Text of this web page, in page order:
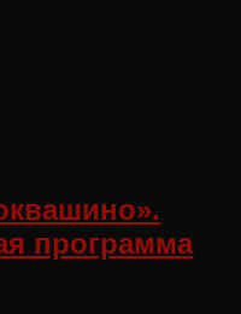
программа